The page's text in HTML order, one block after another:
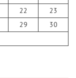
22
23
29
30